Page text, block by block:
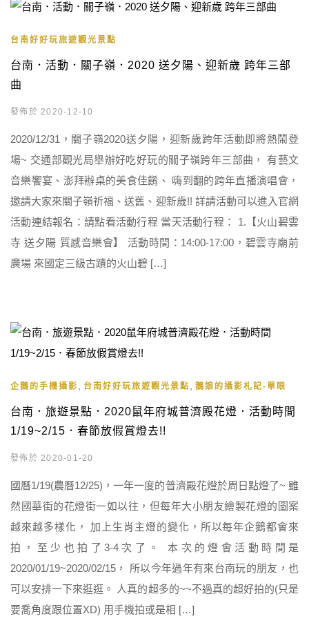
台南好好玩旅遊觀光景點
台南．活動．關子嶺．2020 送夕陽、迎新歲 跨年三部
曲
發佈於 2020-12-10
2020/12/31，關子嶺2020送夕陽，迎新歲跨年活動即將熱鬧登
場~ 交通部觀光局舉辦好吃好玩的關子嶺跨年三部曲， 有藝文
音樂饗宴、澎拜辦桌的美食佳餚、 嗨到翻的跨年直播演唱會，
邀請大家來關子嶺祈福、送舊、迎新歲!! 詳請活動可以進入官網
活動連結報名：請點看活動行程 當天活動行程： 1.【火山碧雲
寺 送夕陽 質感音樂會】 活動時間：14:00-17:00，碧雲寺廟前
廣場 來國定三級古蹟的火山碧 […]
企鵝的手機攝影 台南好好玩旅遊觀光景點 鵝娘的攝影札記-單眼
台南．旅遊景點．2020鼠年府城普濟殿花燈．活動時間
1/19~2/15．春節放假賞燈去!!
發佈於 2020-01-20
國曆1/19(農曆12/25)，一年一度的普濟殿花燈於周日點燈了~ 雖
然國華街的花燈街一如以往，但每年大小朋友繪製花燈的圖案
越來越多樣化， 加上生肖主燈的變化，所以每年企鵝都會來
拍，至少也拍了3-4次了。 本次的燈會活動時間是
2020/01/19~2020/02/15， 所以今年過年有來台南玩的朋友，也
可以安排一下來逛逛。 人真的超多的~~不過真的超好拍的(只是
要喬角度跟位置XD) 用手機拍或是相 […]